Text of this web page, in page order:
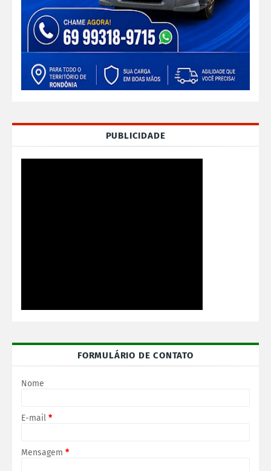
PUBLICIDADE
FORMULÁRIO DE CONTATO
Nome
E-mail *
Mensagem *